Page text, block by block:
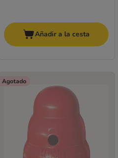
Añadir a la cesta
Agotado